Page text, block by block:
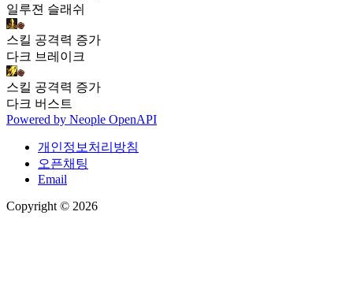
일루젼 슬래쉬
스킬 공격력 증가
다크 브레이크
스킬 공격력 증가
다크 버스트
Powered by Neople OpenAPI
개인정보처리방침
오픈채팅
Email
Copyright © 2026